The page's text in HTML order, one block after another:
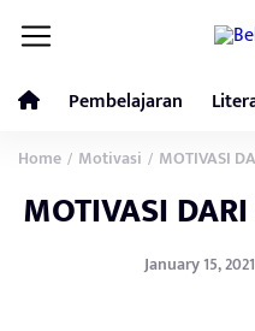
Pembelajaran
Home / Motivasi / MOTIVASI
MOTIVASI
January 15,